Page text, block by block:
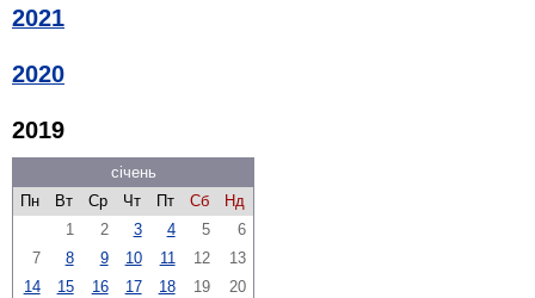
2021
2020
2019
січень
Пн
Вт Ср Чт Пт Сб
Нд
1
2 3 4 5
6
7
8 9 10 11 12
13
14
15 16 17 18 19
20